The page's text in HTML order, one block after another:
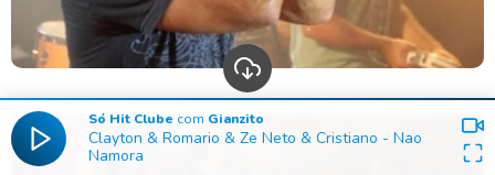
Só Hit Clube com Gianzito
Clayton & Romario & Ze Neto & Cristiano - Nao
Namora